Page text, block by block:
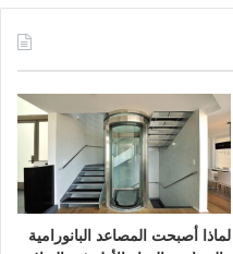
د
إ
ن
ي
و
ت
ق
ر
ا
لماذا أصبحت المصاعد البانورامية